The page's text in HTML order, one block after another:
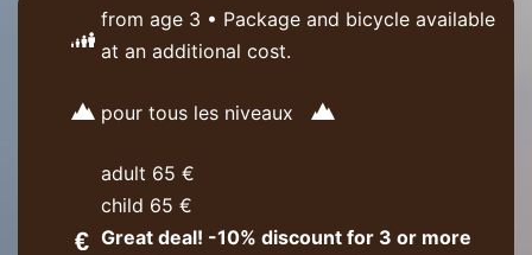
from age 3 • Package and bicycle available
at an additional cost.
pour tous les niveaux
adult 65 €
child 65 €
Great deal! -10% discount for 3 or more